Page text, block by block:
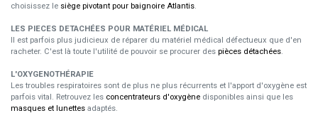
choisissez le siège pivotant pour baignoire Atlantis.
LES PIECES DETACHÉES POUR MATÉRIEL MÉDICAL
Il est parfois plus judicieux de réparer du matériel médical défectueux que d'en
racheter. C'est là toute l'utilité de pouvoir se procurer des pièces détachées.
L'OXYGENOTHÉRAPIE
Les troubles respiratoires sont de plus ne plus récurrents et l'apport d'oxygène est
parfois vital. Retrouvez les concentrateurs d'oxygène disponibles ainsi que les
masques et lunettes adaptés.